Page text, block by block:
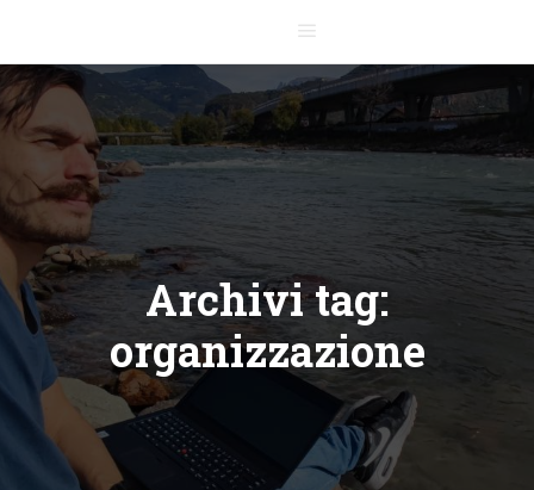
Menu principale
Archivi tag:
organizzazione